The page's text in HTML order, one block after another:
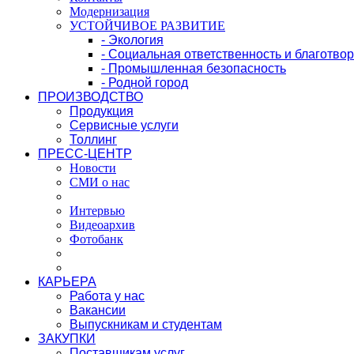
Модернизация
УСТОЙЧИВОЕ РАЗВИТИЕ
- Экология
- Социальная ответственность и
- Промышленная безопасность
- Родной город
ПРОИЗВОДСТВО
Продукция
Сервисные услуги
Толлинг
ПРЕСС-ЦЕНТР
Новости
СМИ о нас
Интервью
Видеоархив
Фотобанк
КАРЬЕРА
Работа у нас
Вакансии
Выпускникам и студентам
ЗАКУПКИ